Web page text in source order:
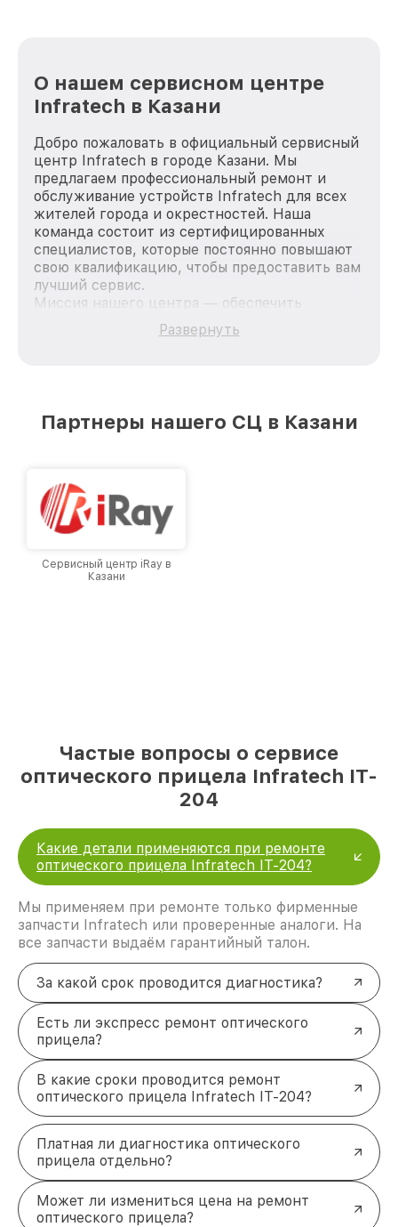
О нашем сервисном центре
Infratech в Казани
Добро пожаловать в официальный сервисный
центр Infratech в городе Казани. Мы
предлагаем профессиональный ремонт и
обслуживание устройств Infratech для всех
жителей города и окрестностей. Наша
команда состоит из сертифицированных
специалистов, которые постоянно повышают
свою квалификацию, чтобы предоставить вам
лучший сервис.
Миссия нашего центра — обеспечить
качественный и доступный ремонт для
каждого пользователя продукции Infratech,
лучшим сервисным центром Infratech в
Развернуть
Партнеры нашего СЦ в Казани
Сервисный центр iRay в
Казани
Частые вопросы о сервисе
оптического прицела Infratech IT-
204
Какие детали применяются при ремонте
оптического прицела Infratech IT-204?
Мы применяем при ремонте только фирменные
запчасти Infratech или проверенные аналоги. На
все запчасти выдаём гарантийный талон.
За какой срок проводится диагностика?
Есть ли экспресс ремонт оптического
прицела?
В какие сроки проводится ремонт
оптического прицела Infratech IT-204?
Платная ли диагностика оптического
прицела отдельно?
Может ли измениться цена на ремонт
оптического прицела?